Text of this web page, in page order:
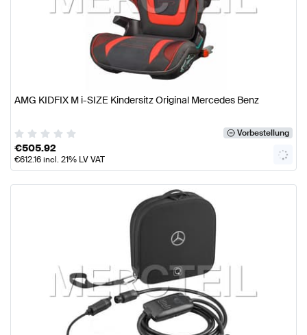
AMG KIDFIX M i-SIZE Kindersitz Original Mercedes Benz
Vorbestellung
€505.92
€612.16incl. 21% LV VAT